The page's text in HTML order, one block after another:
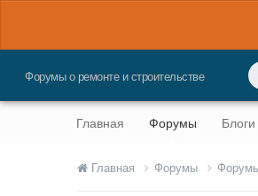
Форумы о ремонте и строительстве
Главная Форумы Блоги
Главная Форумы